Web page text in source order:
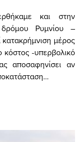
και στην
Ρυμνίου –
μέρος
-υπερβολικό
αποσαφηνίσει αν